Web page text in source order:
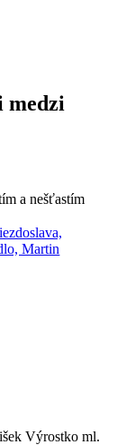
medzi
a nešťastím
Martin
Výrostko ml.